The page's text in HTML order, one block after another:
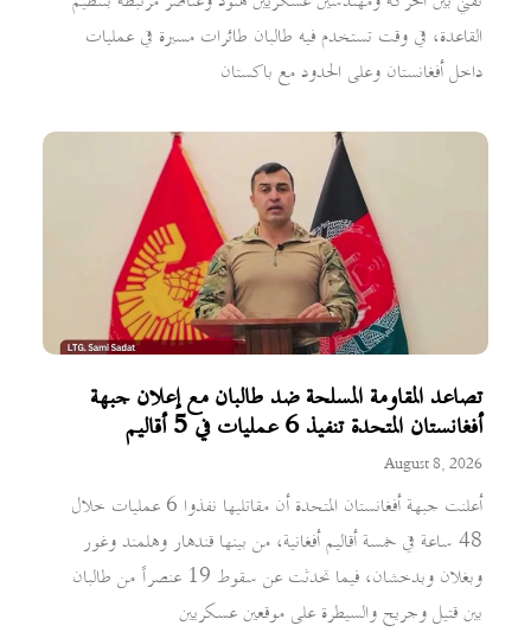
القاعدة، في وقت تستخدم فيه طالبان طائرات مسيرة في عمليات
داخل أفغانستان وعلى الحدود مع باكستان
تصاعد المقاومة المسلحة ضد طالبان مع إعلان جبهة
أفغانستان المتحدة تنفيذ 6 عمليات في 5 أقاليم
August 8, 2026
أعلنت جبهة أفغانستان المتحدة أن مقاتليها نفذوا 6 عمليات خلال
48 ساعة في خمسة أقاليم أفغانية، من بينها قندهار وهلمند وغور
وبغلان وبدخشان، فيما تحدثت عن سقوط 19 عنصراً من طالبان
بين قتيل وجريح والسيطرة على موقعين عسكريين